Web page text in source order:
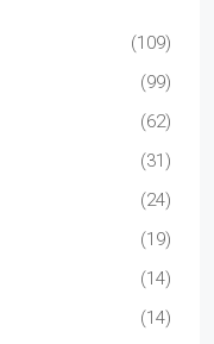
(109)
(99)
(62)
(31)
(24)
(19)
(14)
(14)